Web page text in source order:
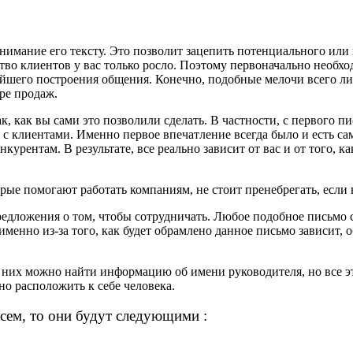
его тексту. Это позволит зацепить потенциального
клиентов у вас только росло. Поэтому первоначально
построения общения. Конечно, подобные мелочи всего
продаж.
как вы сами это позволили сделать. В частности, с первого
с клиентами. Именно первое впечатление всегда было и
В результате, все реально зависит от вас и от того,
работать компаниям, не стоит пренебрегать, если
о том, чтобы сотрудничать. Любое подобное
из-за того, как будет обрамлено данное письмо
можно найти информацию об имени руководителя, но все
расположить к себе человека.
то они будут следующими :